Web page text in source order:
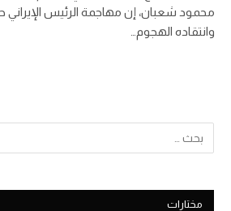
محمود شعبان، إن مهاجمة الرئيس الإيراني
وانتقاده الهجوم…
مختارات